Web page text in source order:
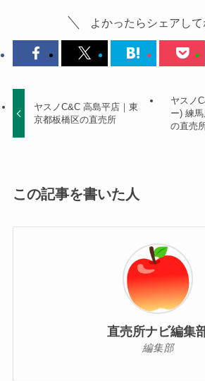
よかったらシェアして
ヤスノC&C 高島平店｜東
京都板橋区の直売所
ヤスノ
ー) 練
の直売
この記事を書いた人
直売所ナビ編集
編集部